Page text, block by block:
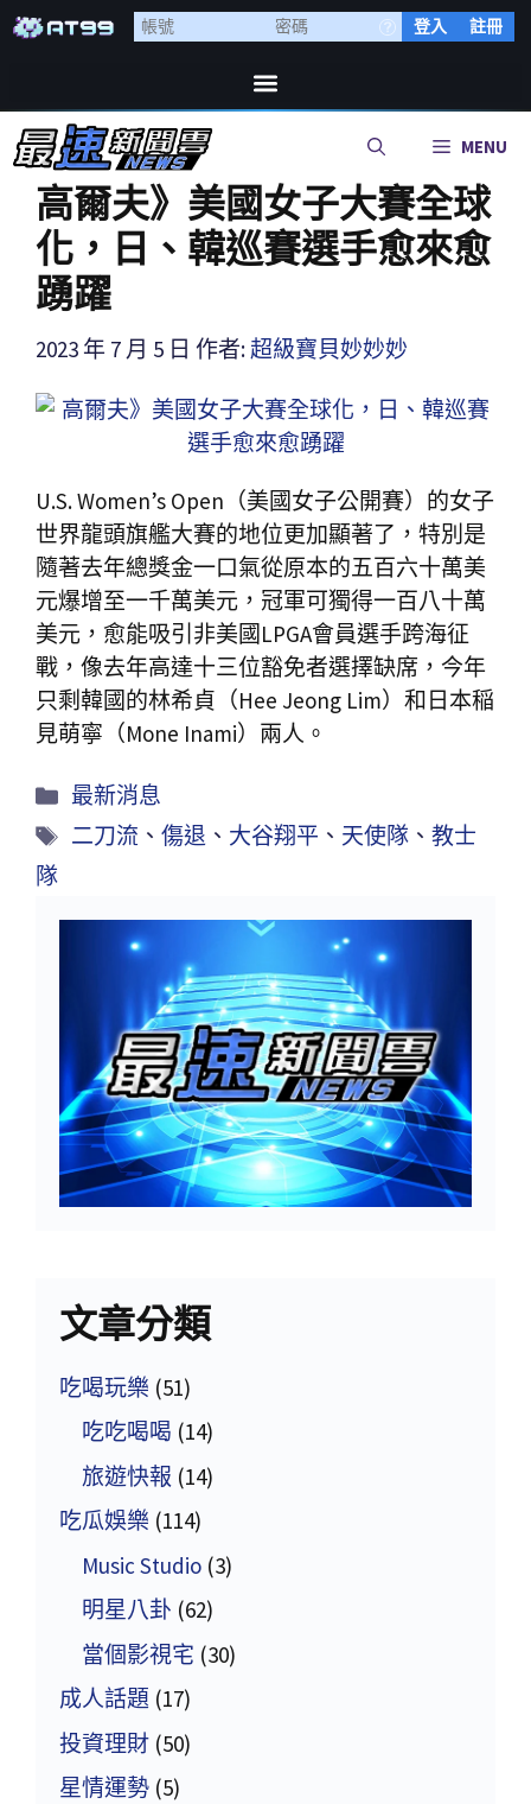
登入 註冊
MENU
高爾夫》美國女子大賽全球
化，日、韓巡賽選手愈來愈
踴躍
2023 年 7 月 5 日 作者: 超級寶貝妙妙妙
U.S. Women’s Open（美國女子公開賽）的女子
世界龍頭旗艦大賽的地位更加顯著了，特別是
隨著去年總獎金一口氣從原本的五百六十萬美
元爆增至一千萬美元，冠軍可獨得一百八十萬
美元，愈能吸引非美國LPGA會員選手跨海征
戰，像去年高達十三位豁免者選擇缺席，今年
只剩韓國的林希貞（Hee Jeong Lim）和日本稲
見萌寧（Mone Inami）兩人。
最新消息
二刀流 、傷退 、 大谷翔平 、 天使隊 、教士
隊
文章分類
吃喝玩樂 (51)
吃吃喝喝 (14)
旅遊快報 (14)
吃瓜娛樂 (114)
Music Studio (3)
明星八卦 (62)
當個影視宅 (30)
成人話題 (17)
投資理財 (50)
星情運勢 (5)